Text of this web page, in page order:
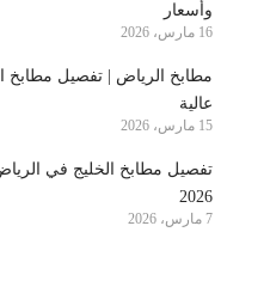
وأسعار
16 مارس، 2026
مطابخ الرياض | تفصيل مطابخ
عالية
15 مارس، 2026
تفصيل مطابخ الخليج في
2026
7 مارس، 2026